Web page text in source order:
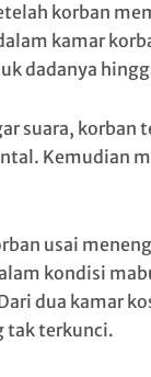
korban
kamar
dadanya
suara,
Kemudian
usai
kondisi
dua kamar
tak terkunci.